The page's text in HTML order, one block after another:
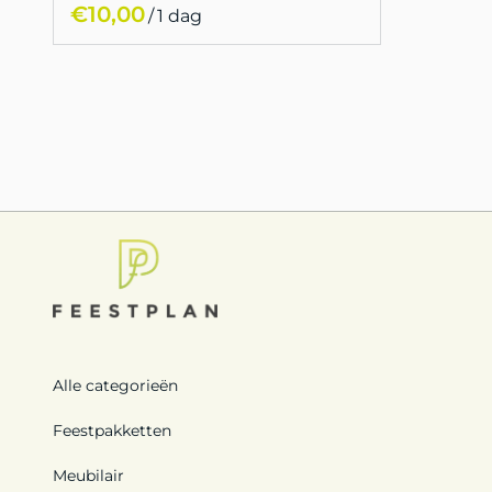
/
Alle categorieën
Feestpakketten
Meubilair